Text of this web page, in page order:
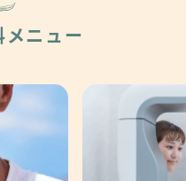
ニュー